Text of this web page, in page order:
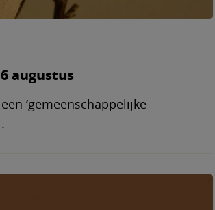
augustus
‘gemeenschappelijke